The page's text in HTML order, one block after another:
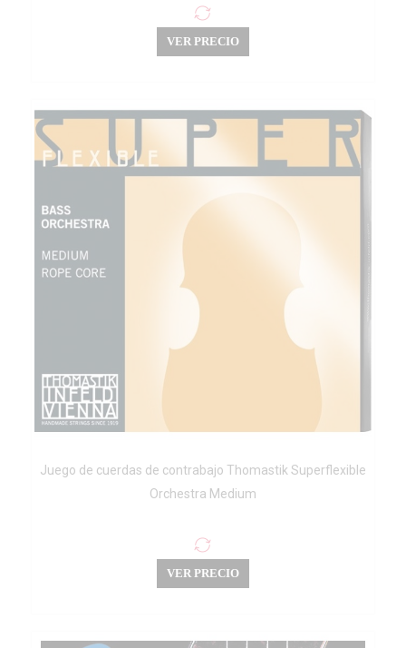
VER PRECIO
Juego de cuerdas de contrabajo Thomastik Superflexible
Orchestra Medium
VER PRECIO